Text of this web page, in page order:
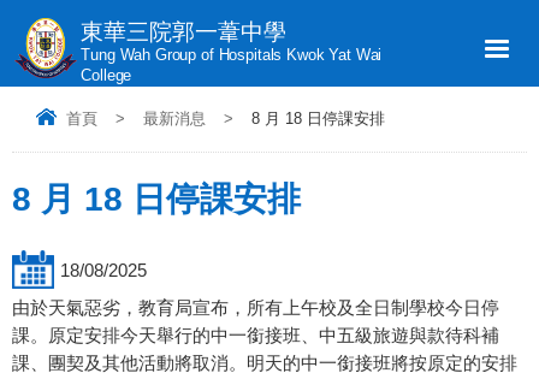
東華三院郭一葦中學
Tung Wah Group of Hospitals Kwok Yat Wai
College
首頁 > 最新消息 > 8 月 18 日停課安排
8 月 18 日停課安排
18/08/2025
由於天氣惡劣，教育局宣布，所有上午校及全日制學校今日停
課。原定安排今天舉行的中一銜接班、中五級旅遊與款待科補
課、團契及其他活動將取消。明天的中一銜接班將按原定的安排